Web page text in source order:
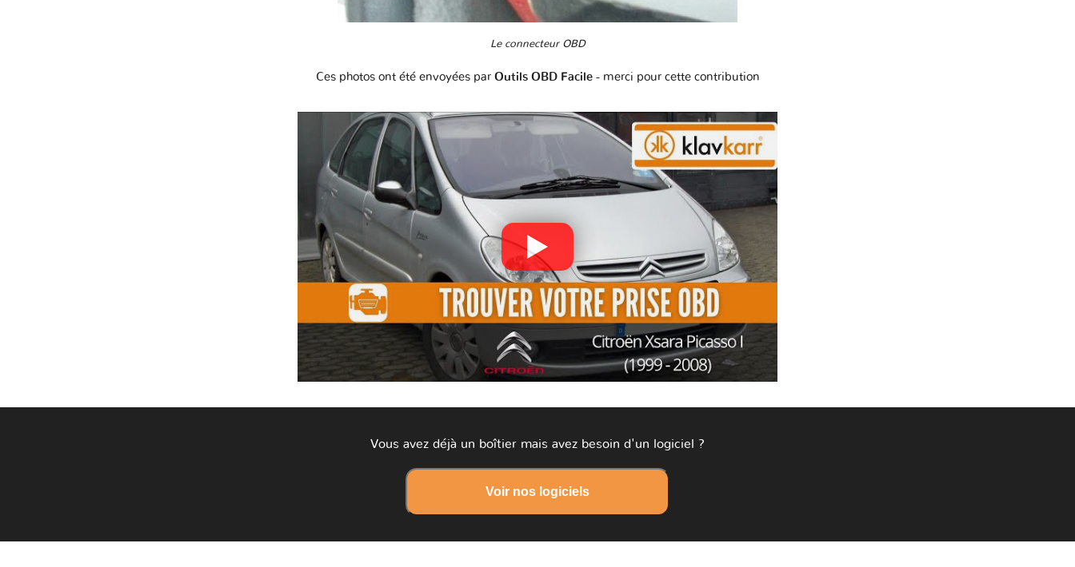
Le connecteur OBD
Ces photos ont été envoyées par Outils OBD Facile - merci pour cette contribution
Vous avez déjà un boîtier mais avez besoin d'un logiciel ?
Voir nos logiciels